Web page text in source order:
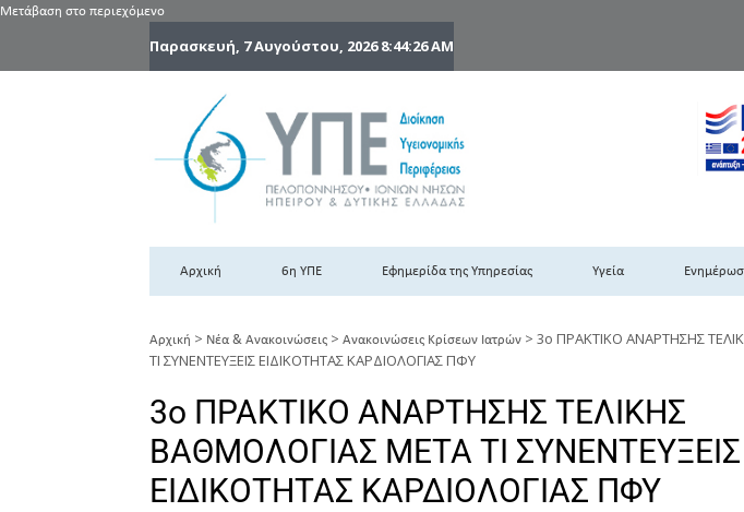
Μετάβαση στο περιεχόμενο
Παρασκευή, 7 Αυγούστου, 20268:44:27 AM
6η Υγειονομική Περιφέρεια
Αρχική 6η ΥΠΕ Εφημερίδα της Υπηρεσίας Υγεία
Αρχική > Νέα & Ανακοινώσεις > Ανακοινώσεις Κρίσεων Ιατρών > 3ο ΠΡΑΚΤΙΚΟ ΑΝΑΡΤΗΣΗΣ
ΤΙ ΣΥΝΕΝΤΕΥΞΕΙΣ ΕΙΔΙΚΟΤΗΤΑΣ ΚΑΡΔΙΟΛΟΓΙΑΣ ΠΦΥ
3ο ΠΡΑΚΤΙΚΟ ΑΝΑΡΤΗΣΗΣ ΤΕΛΙΚΗΣ
ΒΑΘΜΟΛΟΓΙΑΣ ΜΕΤΑ ΤΙ ΣΥΝΕΝΤΕΥΞΕΙΣ
ΕΙΔΙΚΟΤΗΤΑΣ ΚΑΡΔΙΟΛΟΓΙΑΣ ΠΦΥ